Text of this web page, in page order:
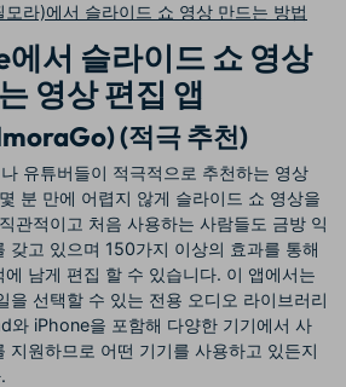
라)에서 슬라이드 쇼 영상 만드는 방법
서 슬라이드 쇼 영상
영상 편집 앱
(적극 추천)
유튜버들이 적극적으로 추천하는 영상
분 만에 어렵지 않게 슬라이드 쇼 영상을
관적이고 처음 사용하는 사람들도 금방 익
갖고 있으며 150가지 이상의 효과를 통해
남게 편집 할 수 있습니다. 이 앱에서는
을 선택할 수 있는 전용 오디오 라이브러리
와 iPhone을 포함해 다양한 기기에서 사
지원하므로 어떤 기기를 사용하고 있든지